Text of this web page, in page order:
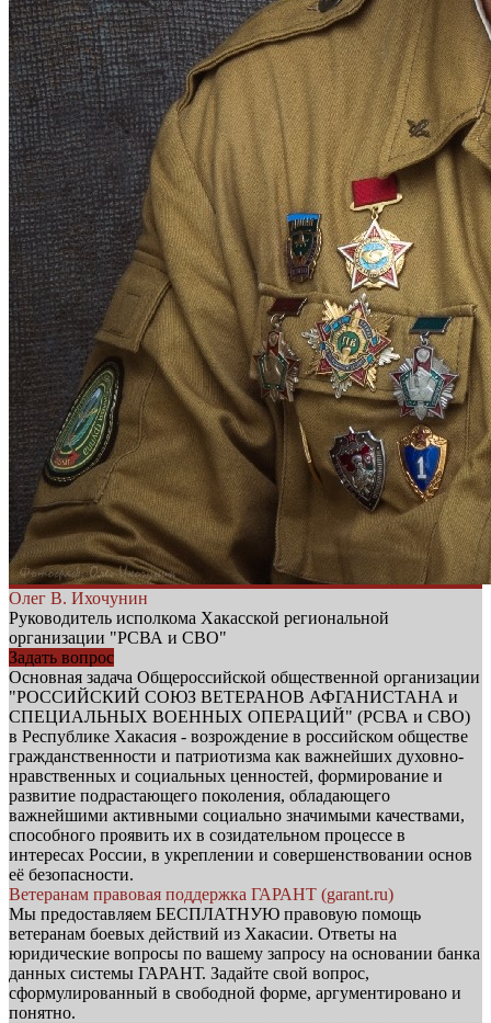
Олег В. Ихочунин
Руководитель исполкома Хакасской региональной
организации "РСВА и СВО"
Задать вопрос
Основная задача Общероссийской общественной организации
"РОССИЙСКИЙ СОЮЗ ВЕТЕРАНОВ АФГАНИСТАНА и
СПЕЦИАЛЬНЫХ ВОЕННЫХ ОПЕРАЦИЙ" (РСВА и СВО)
в Республике Хакасия - возрождение в российском обществе
гражданственности и патриотизма как важнейших духовно-
нравственных и социальных ценностей, формирование и
развитие подрастающего поколения, обладающего
важнейшими активными социально значимыми качествами,
способного проявить их в созидательном процессе в
интересах России, в укреплении и совершенствовании основ
её безопасности.
Ветеранам правовая поддержка ГАРАНТ (garant.ru)
Мы предоставляем БЕСПЛАТНУЮ правовую помощь
ветеранам боевых действий из Хакасии. Ответы на
юридические вопросы по вашему запросу на основании банка
данных системы ГАРАНТ. Задайте свой вопрос,
сформулированный в свободной форме, аргументировано и
понятно.